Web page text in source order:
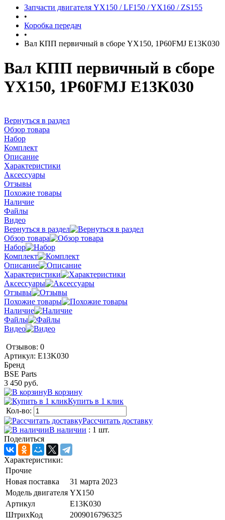
Запчасти двигателя YX150 / LF150 / YX160 / ZS155
•
Коробка передач
•
Вал КПП первичный в сборе YX150, 1P60FMJ E13K030
Вал КПП первичный в сборе
YX150, 1P60FMJ E13K030
Вернуться в раздел
Обзор товара
Набор
Комплект
Описание
Характеристики
Аксессуары
Отзывы
Похожие товары
Наличие
Файлы
Видео
Вернуться в раздел
Обзор товара
Набор
Комплект
Описание
Характеристики
Аксессуары
Отзывы
Похожие товары
Наличие
Файлы
Видео
Отзывов: 0
Артикул: E13K030
Бренд
BSE Parts
3 450 руб.
В корзину
Купить в 1 клик
Кол-во:
Рассчитать доставку
В наличии : 1 шт.
Поделиться
Характеристики:
Прочие
Новая поставка
31 марта 2023
Модель двигателя YX150
Артикул
E13K030
ШтрихКод
2009016796325